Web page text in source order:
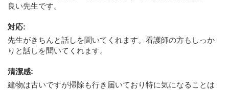
良い先生です。
対応:
先生がきちんと話しを聞いてくれます。看護師の方もしっか
りと話しを聞いてくれます。
清潔感:
建物は古いですが掃除も行き届いており特に気になることは